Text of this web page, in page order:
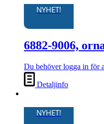
NYHET!
6882-9006,
Du behöver logga in för
Detaljinfo
NYHET!